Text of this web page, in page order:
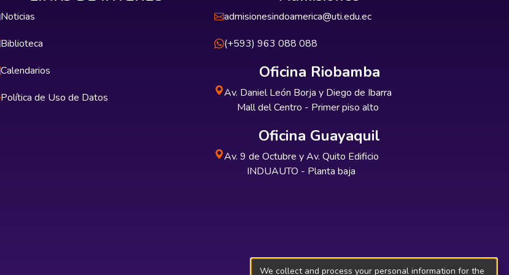
Noticias
Biblioteca
Calendarios
Política de Uso de Datos
admisionesindoamerica@uti.edu.ec
(+593) 963 088 088
Oficina Riobamba
Av. Daniel León Borja y Diego de Ibarra
Mall del Centro - Primer piso alto
Oficina Guayaquil
Av. 9 de Octubre y Av. Quito Edificio
INDUAUTO - Planta baja
We collect and process your personal information for the